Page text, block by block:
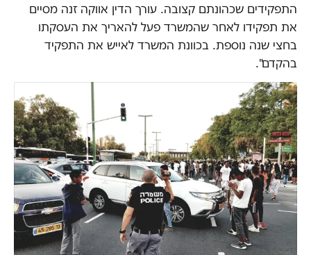
התפקידים שכהונתם קצובה. עורך הדין אווקה זנה מסיים
את תפקידו לאחר שהמשרד פעל להאריך את העסקתו
בחצי שנה נוספת. בכוונת המשרד לאייש את התפקיד
בהקדם".